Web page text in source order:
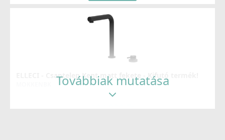
ELLECI - Csaptelep Kent matt fekete - Kifutó termék!
Továbbiak mutatása